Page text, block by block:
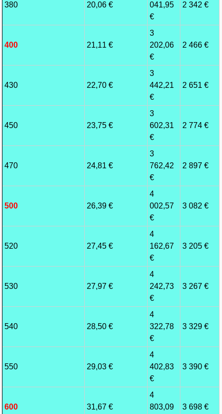
380 20,06 €
041,95
€
2 342 €
400 21,11 €
3
202,06
€
2 466 €
430 22,70 €
3
442,21
€
2 651 €
450 23,75 €
3
602,31
€
2 774 €
470 24,81 €
3
762,42
€
2 897 €
500 26,39 €
4
002,57
€
3 082 €
520 27,45 €
4
162,67
€
3 205 €
530 27,97 €
4
242,73
€
3 267 €
540 28,50 €
4
322,78
€
3 329 €
550 29,03 €
4
402,83
€
3 390 €
600 31,67 €
4
803,09
3 698 €